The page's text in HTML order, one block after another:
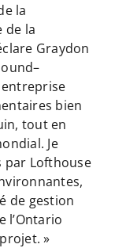
la
de la
Graydon
entreprise
bien
tout en
Je
par Lofthouse
de gestion
l’Ontario
»